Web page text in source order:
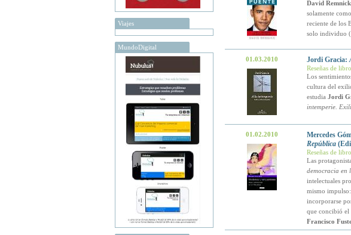
Viajes
MundoDigital
David Remnick
solamente
reciente de los
solo individuo
01.03.2010 Jordi Gracia:
Reseñas de
Los
cultura del
estudia Jordi
intemperie.
01.02.2010 Mercedes
República
Reseñas de
Las
democracia en
intelectuales
mismo
incorporarse
que concibió
Francisco